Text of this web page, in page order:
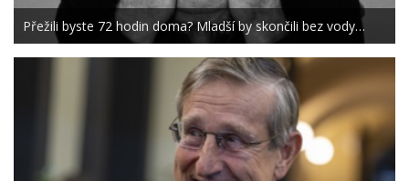
Přežili byste 72 hodin doma? Mladší by skončili bez vody…